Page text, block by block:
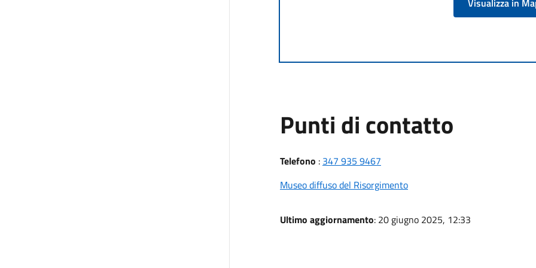
Visualizza in
Punti di contatto
Telefono : 347 935 9467
Museo diffuso del Risorgimento
Ultimo aggiornamento: 20 giugno 2025, 12:33